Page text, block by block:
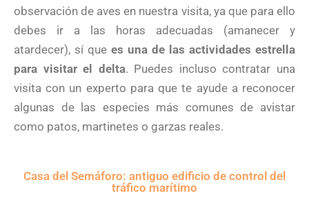
observación de aves en nuestra visita, ya que para ello
debes ir a las horas adecuadas (amanecer y
atardecer), sí que es una de las actividades estrella
para visitar el delta. Puedes incluso contratar una
visita con un experto para que te ayude a reconocer
algunas de las especies más comunes de avistar
como patos, martinetes o garzas reales.
Casa del Semáforo: antiguo edificio de control del
tráfico marítimo